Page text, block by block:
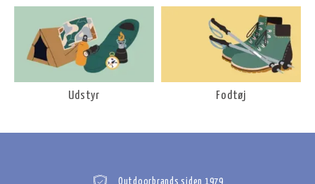
Udstyr Fodtøj
Outdoorbrands siden 1979